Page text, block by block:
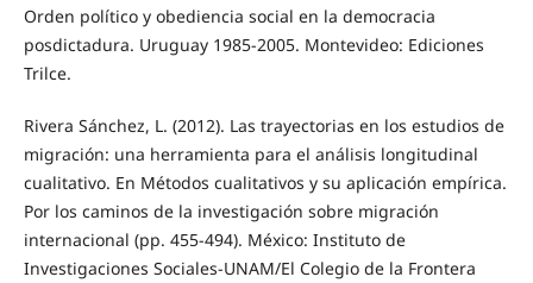
Orden político y obediencia social en la democracia
posdictadura. Uruguay 1985-2005. Montevideo: Ediciones
Trilce.
Rivera Sánchez, L. (2012). Las trayectorias en los estudios de
migración: una herramienta para el análisis longitudinal
cualitativo. En Métodos cualitativos y su aplicación empírica.
Por los caminos de la investigación sobre migración
internacional (pp. 455-494). México: Instituto de
Investigaciones Sociales-UNAM/El Colegio de la Frontera